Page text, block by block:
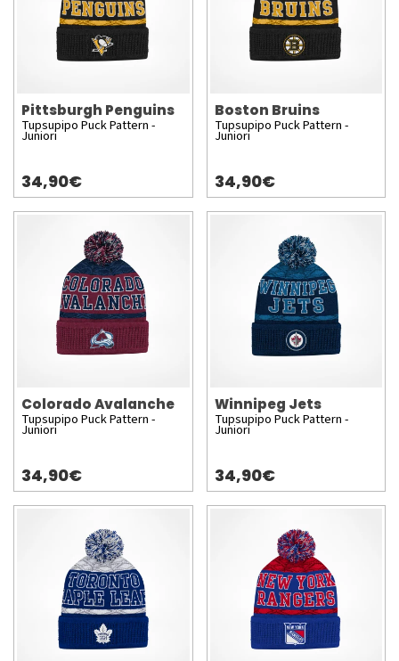
Pittsburgh Penguins
Tupsupipo Puck Pattern -
Juniori
34,90€
Boston Bruins
Tupsupipo Puck Pattern -
Juniori
34,90€
Colorado Avalanche
Tupsupipo Puck Pattern -
Juniori
34,90€
Winnipeg Jets
Tupsupipo Puck Pattern -
Juniori
34,90€